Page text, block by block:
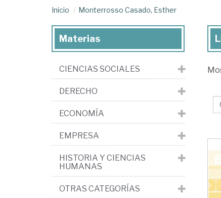
Inicio Monterrosso Casado, Esther
Materias
CIENCIAS SOCIALES
DERECHO
ECONOMÍA
EMPRESA
HISTORIA Y CIENCIAS
HUMANAS
OTRAS CATEGORÍAS